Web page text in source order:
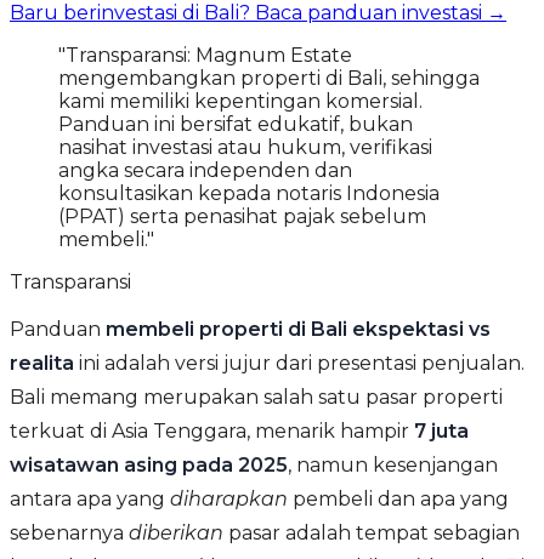
Baru berinvestasi di Bali? Baca panduan investasi →
"Transparansi: Magnum Estate
mengembangkan properti di Bali, sehingga
kami memiliki kepentingan komersial.
Panduan ini bersifat edukatif, bukan
nasihat investasi atau hukum, verifikasi
angka secara independen dan
konsultasikan kepada notaris Indonesia
(PPAT) serta penasihat pajak sebelum
membeli."
Transparansi
Panduan membeli properti di Bali ekspektasi vs
realita ini adalah versi jujur dari presentasi penjualan.
Bali memang merupakan salah satu pasar properti
terkuat di Asia Tenggara, menarik hampir 7 juta
wisatawan asing pada 2025, namun kesenjangan
antara apa yang diharapkan pembeli dan apa yang
sebenarnya diberikan pasar adalah tempat sebagian